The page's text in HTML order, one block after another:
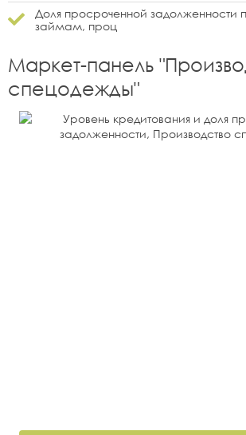
Доля просроченной задолженности
займам, проц
Маркет-панель "
спецодежды"